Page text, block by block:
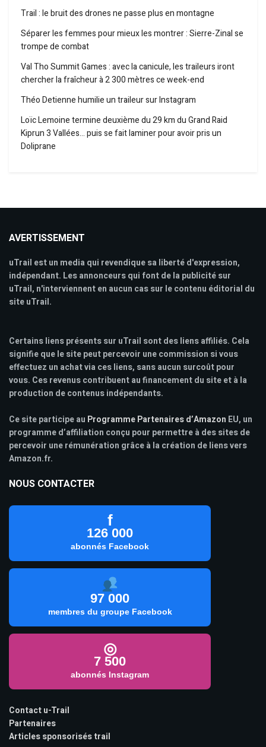
Trail : le bruit des drones ne passe plus en montagne
Séparer les femmes pour mieux les montrer : Sierre-Zinal se
trompe de combat
Val Tho Summit Games : avec la canicule, les traileurs iront
chercher la fraîcheur à 2 300 mètres ce week-end
Théo Detienne humilie un traileur sur Instagram
Loïc Lemoine termine deuxième du 29 km du Grand Raid
Kiprun 3 Vallées… puis se fait laminer pour avoir pris un
Doliprane
AVERTISSEMENT
uTrail est un media qui revendique sa liberté d'expression,
indépendant. Les annonceurs qui font de la publicité sur
uTrail, n'interviennent en aucun cas sur le contenu éditorial du
site uTrail.
Certains liens présents sur uTrail sont des liens affiliés. Cela
signifie que le site peut percevoir une commission si vous
effectuez un achat via ces liens, sans aucun surcoût pour
vous. Ces revenus contribuent au financement du site et à la
production de contenus indépendants.
Ce site participe au Programme Partenaires d’Amazon EU, un
programme d’affiliation conçu pour permettre à des sites de
percevoir une rémunération grâce à la création de liens vers
Amazon.fr.
NOUS CONTACTER
f
126 000
abonnés Facebook
97 000
membres du groupe Facebook
◎
7 500
abonnés Instagram
Contact u-Trail
Partenaires
Articles sponsorisés trail